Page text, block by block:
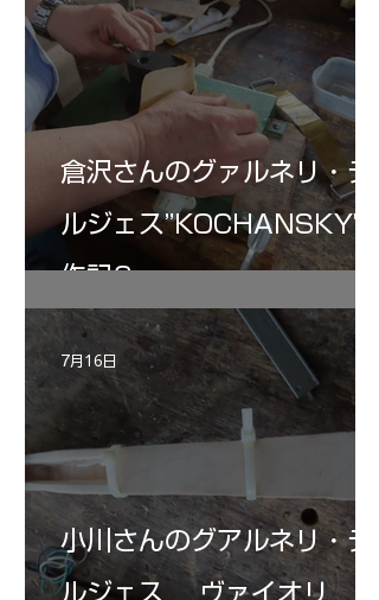
倉沢さんのグァルネリ・デ
ルジェス”KOCHANSKY"制
作記6
小川さんのグアルネリ・デ
ルジェス ヴァイオリ
7月16日